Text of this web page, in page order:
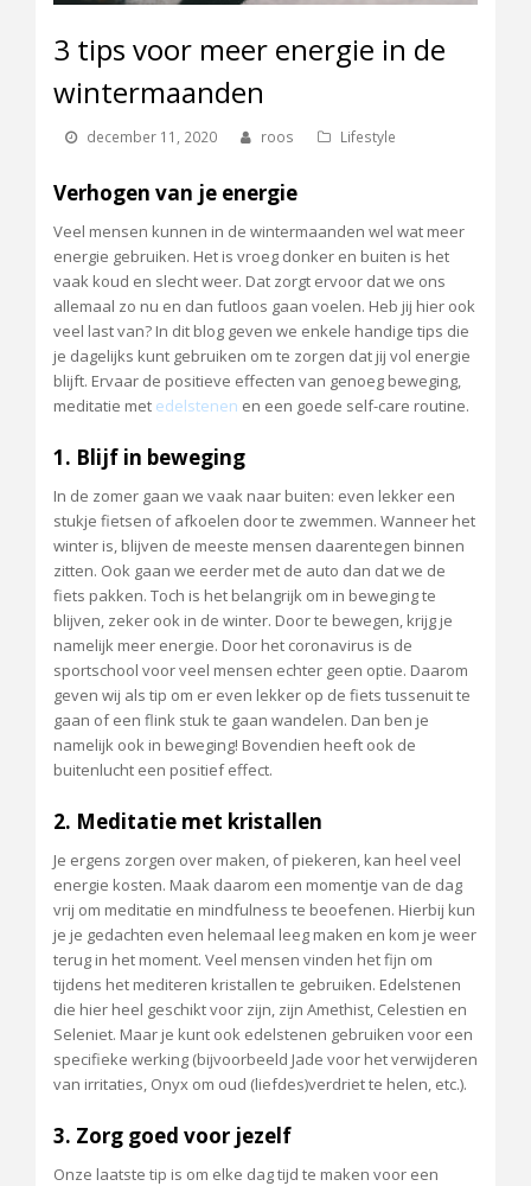
3 tips voor meer energie in de
wintermaanden
december 11, 2020 roos Lifestyle
Verhogen van je energie
Veel mensen kunnen in de wintermaanden wel wat meer
energie gebruiken. Het is vroeg donker en buiten is het
vaak koud en slecht weer. Dat zorgt ervoor dat we ons
allemaal zo nu en dan futloos gaan voelen. Heb jij hier ook
veel last van? In dit blog geven we enkele handige tips die
je dagelijks kunt gebruiken om te zorgen dat jij vol energie
blijft. Ervaar de positieve effecten van genoeg beweging,
meditatie met edelstenen en een goede self-care routine.
1. Blijf in beweging
In de zomer gaan we vaak naar buiten: even lekker een
stukje fietsen of afkoelen door te zwemmen. Wanneer het
winter is, blijven de meeste mensen daarentegen binnen
zitten. Ook gaan we eerder met de auto dan dat we de
fiets pakken. Toch is het belangrijk om in beweging te
blijven, zeker ook in de winter. Door te bewegen, krijg je
namelijk meer energie. Door het coronavirus is de
sportschool voor veel mensen echter geen optie. Daarom
geven wij als tip om er even lekker op de fiets tussenuit te
gaan of een flink stuk te gaan wandelen. Dan ben je
namelijk ook in beweging! Bovendien heeft ook de
buitenlucht een positief effect.
2. Meditatie met kristallen
Je ergens zorgen over maken, of piekeren, kan heel veel
energie kosten. Maak daarom een momentje van de dag
vrij om meditatie en mindfulness te beoefenen. Hierbij kun
je je gedachten even helemaal leeg maken en kom je weer
terug in het moment. Veel mensen vinden het fijn om
tijdens het mediteren kristallen te gebruiken. Edelstenen
die hier heel geschikt voor zijn, zijn Amethist, Celestien en
Seleniet. Maar je kunt ook edelstenen gebruiken voor een
specifieke werking (bijvoorbeeld Jade voor het verwijderen
van irritaties, Onyx om oud (liefdes)verdriet te helen, etc.).
3. Zorg goed voor jezelf
Onze laatste tip is om elke dag tijd te maken voor een